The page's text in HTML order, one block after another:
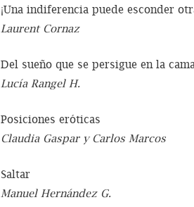
¡Una indiferencia puede esconder
Laurent Cornaz
Del sueño que se persigue en la cama
Lucía Rangel H.
Posiciones eróticas
Claudia Gaspar y Carlos Marcos
Saltar
Manuel Hernández G.